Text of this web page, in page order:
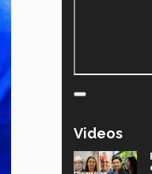
Videos